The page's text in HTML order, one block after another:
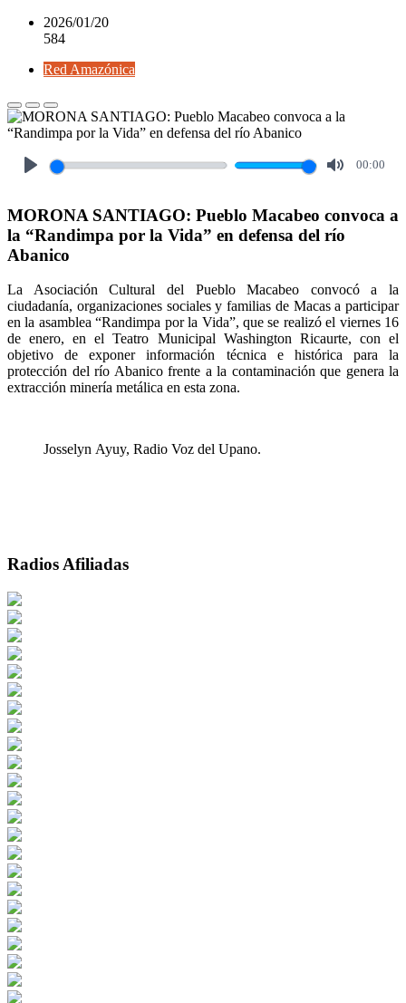
2026/01/20
584
Red Amazónica
00:00
MORONA SANTIAGO: Pueblo Macabeo convoca a
la “Randimpa por la Vida” en defensa del río
Abanico
La Asociación Cultural del Pueblo Macabeo convocó a la
ciudadanía, organizaciones sociales y familias de Macas a participar
en la asamblea “Randimpa por la Vida”, que se realizó el viernes 16
de enero, en el Teatro Municipal Washington Ricaurte, con el
objetivo de exponer información técnica e histórica para la
protección del río Abanico frente a la contaminación que genera la
extracción minería metálica en esta zona.
Josselyn Ayuy, Radio Voz del Upano.
Radios Afiliadas